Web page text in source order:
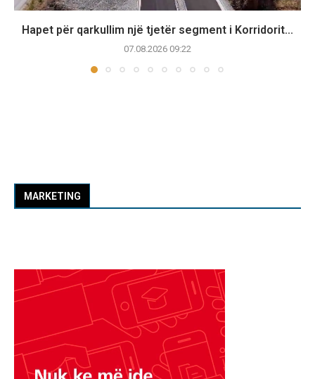
Hapet për qarkullim një tjetër segment i Korridorit...
07.08.2026 09:22
MARKETING